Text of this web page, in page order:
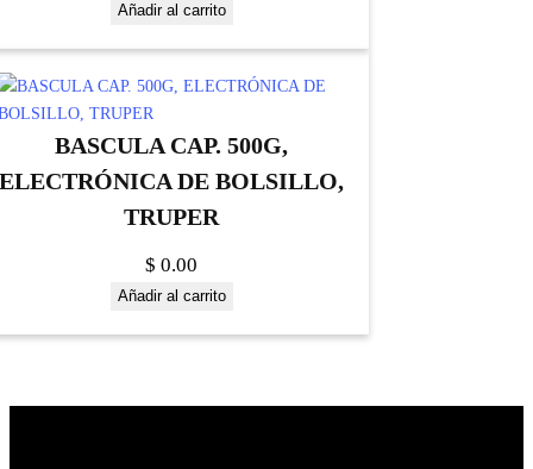
Añadir al carrito
BASCULA CAP. 500G,
ELECTRÓNICA DE BOLSILLO,
TRUPER
$ 0.00
Añadir al carrito